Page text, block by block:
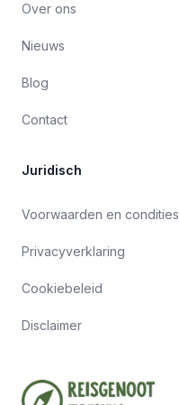
Over ons
Nieuws
Blog
Contact
Juridisch
Voorwaarden en condities
Privacyverklaring
Cookiebeleid
Disclaimer